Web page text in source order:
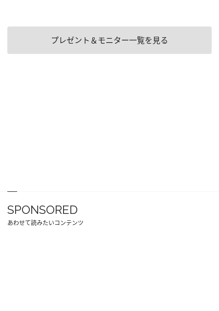
プレゼント＆モニター一覧を見る
SPONSORED
あわせて読みたいコンテンツ